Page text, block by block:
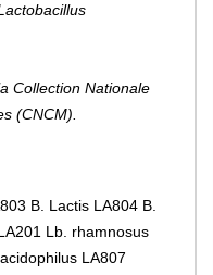
Lactobacillus
Collection Nationale
(CNCM).
B. Lactis LA804 B.
Lb. rhamnosus
LA807